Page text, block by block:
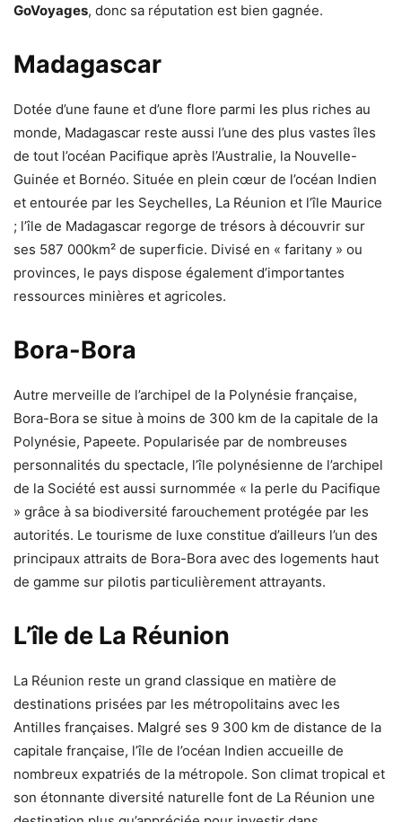
GoVoyages, donc sa réputation est bien gagnée.
Madagascar
Dotée d’une faune et d’une flore parmi les plus riches au
monde, Madagascar reste aussi l’une des plus vastes îles
de tout l’océan Pacifique après l’Australie, la Nouvelle-
Guinée et Bornéo. Située en plein cœur de l’océan Indien
et entourée par les Seychelles, La Réunion et l’île Maurice
; l’île de Madagascar regorge de trésors à découvrir sur
ses 587 000km² de superficie. Divisé en « faritany » ou
provinces, le pays dispose également d’importantes
ressources minières et agricoles.
Bora-Bora
Autre merveille de l’archipel de la Polynésie française,
Bora-Bora se situe à moins de 300 km de la capitale de la
Polynésie, Papeete. Popularisée par de nombreuses
personnalités du spectacle, l’île polynésienne de l’archipel
de la Société est aussi surnommée « la perle du Pacifique
» grâce à sa biodiversité farouchement protégée par les
autorités. Le tourisme de luxe constitue d’ailleurs l’un des
principaux attraits de Bora-Bora avec des logements haut
de gamme sur pilotis particulièrement attrayants.
L’île de La Réunion
La Réunion reste un grand classique en matière de
destinations prisées par les métropolitains avec les
Antilles françaises. Malgré ses 9 300 km de distance de la
capitale française, l’île de l’océan Indien accueille de
nombreux expatriés de la métropole. Son climat tropical et
son étonnante diversité naturelle font de La Réunion une